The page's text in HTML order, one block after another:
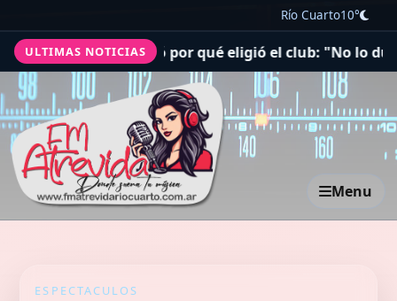
Río Cuarto10°
ULTIMAS NOTICIAS
y reveló por qué eligió el club: "No lo dudé"
Menu
ESPECTACULOS